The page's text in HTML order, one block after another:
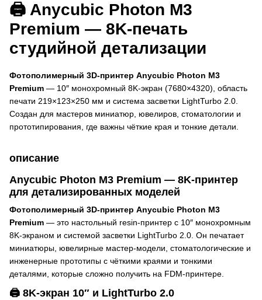
🖨 Anycubic Photon M3
Premium — 8K-печать
студийной детализации
Фотополимерный 3D-принтер Anycubic Photon M3
Premium — 10″ монохромный 8K-экран (7680×4320), область
печати 219×123×250 мм и система засветки LightTurbo 2.0.
Создан для мастеров миниатюр, ювелиров, стоматологии и
прототипирования, где важны чёткие края и тонкие детали.
описание
Anycubic Photon M3 Premium — 8K-принтер
для детализированных моделей
Фотополимерный 3D-принтер Anycubic Photon M3
Premium — это настольный resin-принтер с 10″ монохромным
8K-экраном и системой засветки LightTurbo 2.0. Он печатает
миниатюры, ювелирные мастер-модели, стоматологические и
инженерные прототипы с чёткими краями и тонкими
деталями, которые сложно получить на FDM-принтере.
🖨 8K-экран 10″ и LightTurbo 2.0